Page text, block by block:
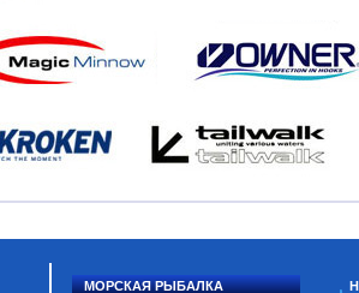
МОРСКАЯ РЫБАЛКА